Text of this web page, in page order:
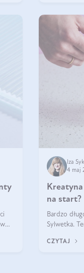
Iza
4 maj
na start?
Bardzo
Sylwetka.
kreatyna
CZYTAJ